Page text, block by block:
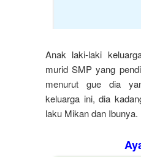
Anak laki-laki
murid SMP yang
menurut gue dia
keluarga ini, dia
laku Mikan dan